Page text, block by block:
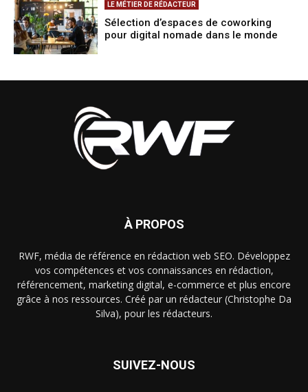
LE MÉTIER DE RÉDACTEUR
Sélection d’espaces de coworking
pour digital nomade dans le monde
À PROPOS
RWF, média de référence en rédaction web SEO. Développez
vos compétences et vos connaissances en rédaction,
référencement, marketing digital, e-commerce et plus encore
grâce à nos ressources. Créé par un rédacteur (Christophe Da
Silva), pour les rédacteurs.
SUIVEZ-NOUS